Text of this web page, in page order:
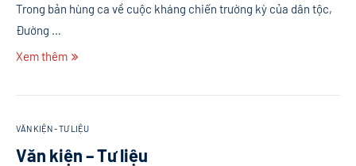
Trong bản hùng ca về cuộc kháng chiến trường kỳ của dân tộc,
Đường …
Xem thêm
VĂN KIỆN - TƯ LIỆU
Văn kiện – Tư liệu